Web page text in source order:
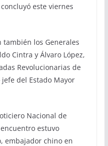
este viernes
los Generales
Cintra y Álvaro López,
Revolucionarias de
del Estado Mayor
Nacional de
estuvo
embajador chino en